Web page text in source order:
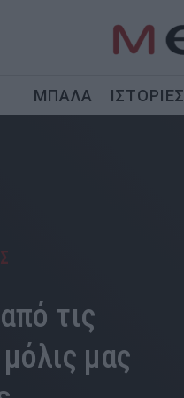
ΜΠΑΛΑ ΙΣΤΟΡΙΕΣ
τις
μας